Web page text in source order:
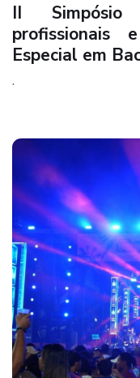
II
profissionais
Especial em
.